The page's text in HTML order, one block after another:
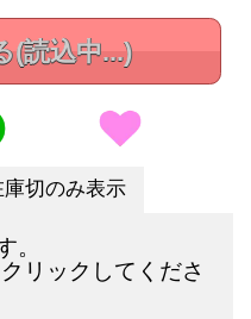
(読込中...)
庫切のみ表示
リックしてくださ